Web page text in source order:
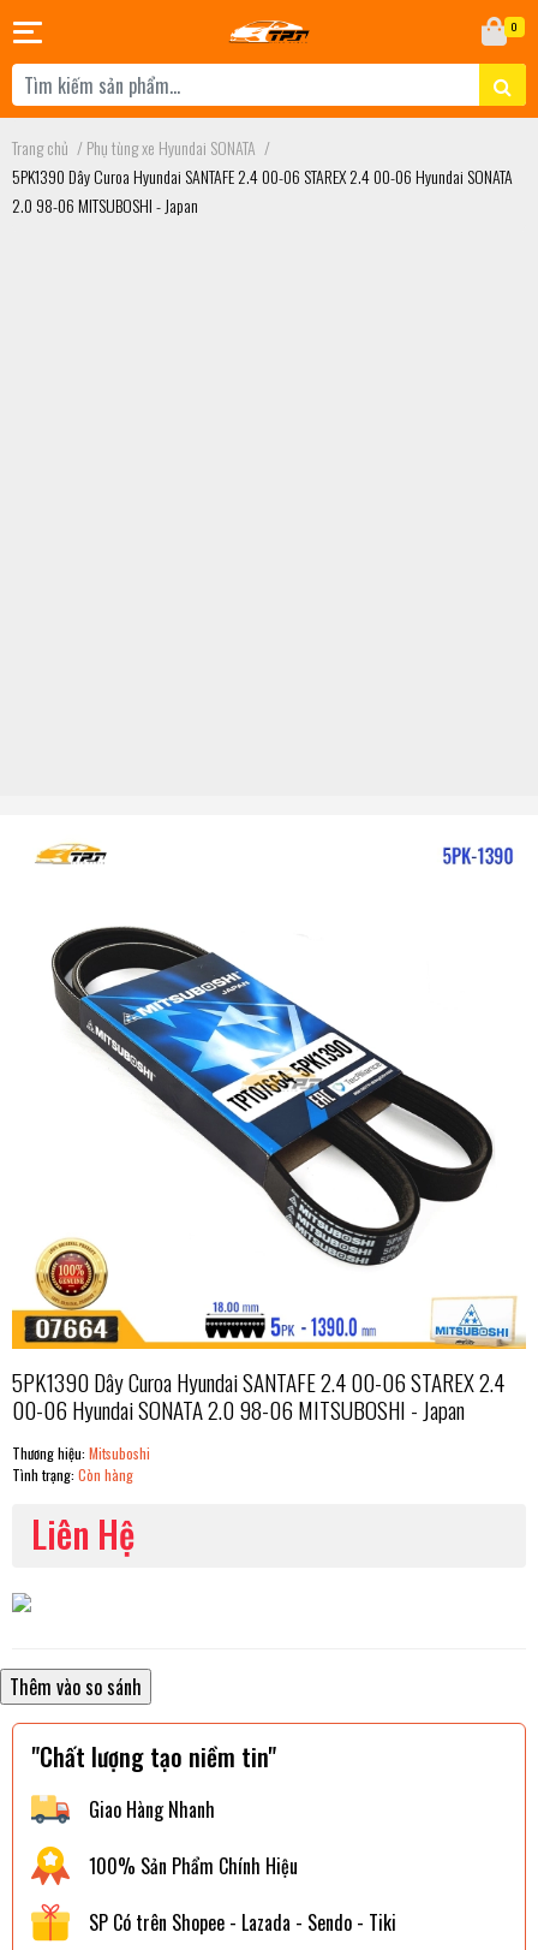
0
Trang chủ /Phụ tùng xe Hyundai SONATA /
5PK1390 Dây Curoa Hyundai SANTAFE 2.4 00-06 STAREX 2.4 00-06 Hyundai SONATA
2.0 98-06 MITSUBOSHI - Japan
5PK1390 Dây Curoa Hyundai SANTAFE 2.4 00-06 STAREX 2.4
00-06 Hyundai SONATA 2.0 98-06 MITSUBOSHI - Japan
Thương hiệu: Mitsuboshi
Tình trạng: Còn hàng
Liên Hệ
"Chất lượng tạo niềm tin"
Giao Hàng Nhanh
100% Sản Phẩm Chính Hiệu
SP Có trên Shopee - Lazada - Sendo - Tiki